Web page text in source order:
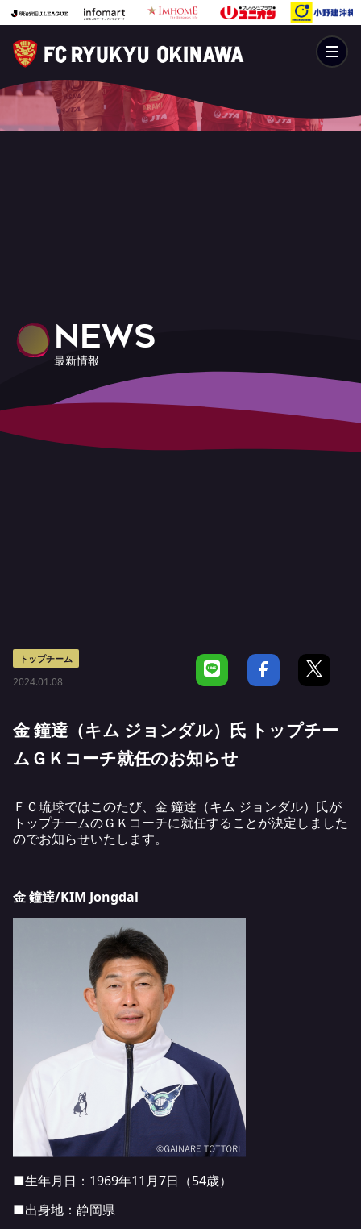
NEWS
最新情報
トップチーム
2024.01.08
金 鐘逹（キム ジョンダル）氏 トップチー
ムＧＫコーチ就任のお知らせ
ＦＣ琉球ではこのたび、金 鐘逹（キム ジョンダル）氏が
トップチームのＧＫコーチに就任することが決定しました
のでお知らせいたします。
金 鐘逹/KIM Jongdal
■生年月日：1969年11月7日（54歳）
■出身地：静岡県